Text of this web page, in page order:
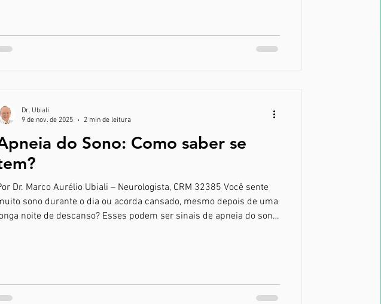
vias aéreas durante o sono, ca
do Sono: Como saber se
Dr. Marco Aurélio Ubiali – Neurologista, CRM 32385 Você sente
sono durante o dia ou acorda cansado, mesmo depois de uma
noite de descanso? Esses podem ser sinais de apneia do sono
mais evidente, mas a apneia
Dr. Ubiali
9 de nov. de 2025
2 min de leitura